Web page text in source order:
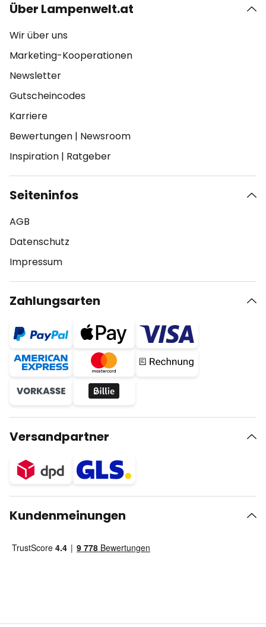
Über Lampenwelt.at
Wir über uns
Marketing-Kooperationen
Newsletter
Gutscheincodes
Karriere
Bewertungen | Newsroom
Inspiration | Ratgeber
Seiteninfos
AGB
Datenschutz
Impressum
Zahlungsarten
Versandpartner
Kundenmeinungen